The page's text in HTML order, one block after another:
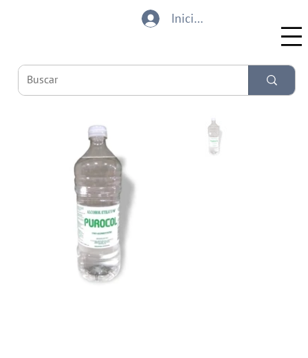
Iniciar sesión